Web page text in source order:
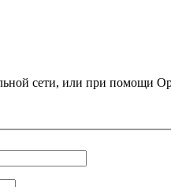
сети, или при помощи